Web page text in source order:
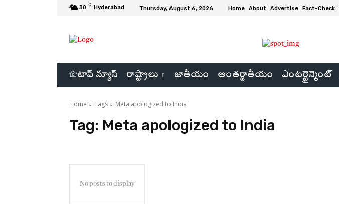
30 C Hyderabad Thursday, August 6, 2026 Home About Advertise Fact-Check
టాప్ న్యూస్ రాష్ట్రాలు జాతీయం అంతర్జాతీయం ఎంటర్టైన్మెంట్
Home Tags Meta apologized to India
Tag: Meta apologized to India
No posts to display